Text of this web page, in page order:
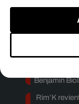
Benjamin
Rim’K